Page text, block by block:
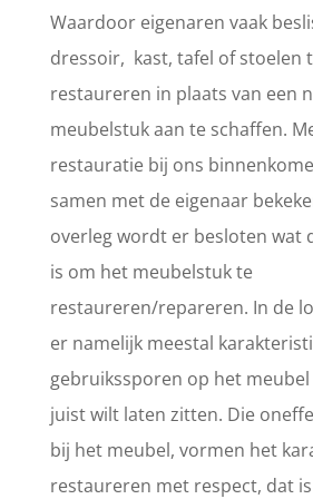
Waardoor eigenaren vaak
dressoir, kast, tafel of stoelen
restaureren in plaats van een
meubelstuk aan te schaffen.
restauratie bij ons
samen met de eigenaar
overleg wordt er besloten wat
is om het meubelstuk te
restaureren/repareren. In de
er namelijk meestal
gebruikssporen op het meubel
juist wilt laten zitten. Die
bij het meubel, vormen het
restaureren met respect, dat